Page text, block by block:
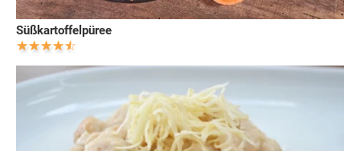
Süßkartoffelpüree